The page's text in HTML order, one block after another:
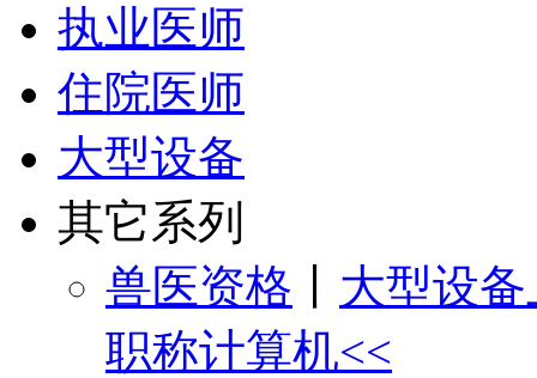
执业医师
住院医师
大型设备
其它系列
兽医资格
大型设
职称计算机<<